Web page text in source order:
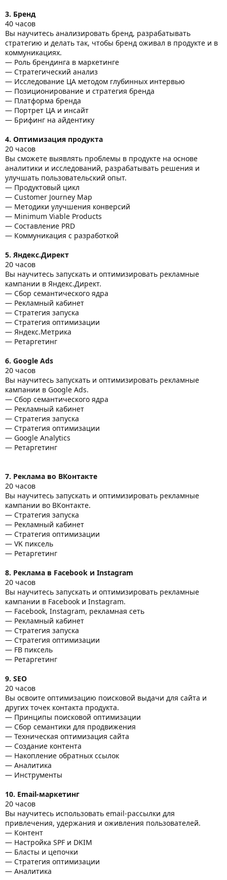
3. Бренд
40 часов
Вы научитесь анализировать бренд, разрабатывать
стратегию и делать так, чтобы бренд оживал в продукте и в
коммуникациях.
— Роль брендинга в маркетинге
— Стратегический анализ
— Исследование ЦА методом глубинных интервью
— Позиционирование и стратегия бренда
— Платформа бренда
— Портрет ЦА и инсайт
— Брифинг на айдентику
4. Оптимизация продукта
20 часов
Вы сможете выявлять проблемы в продукте на основе
аналитики и исследований, разрабатывать решения и
улучшать пользовательский опыт.
— Продуктовый цикл
— Customer Journey Map
— Методики улучшения конверсий
— Minimum Viable Products
— Составление PRD
— Коммуникация с разработкой
5. Яндекс.Директ
20 часов
Вы научитесь запускать и оптимизировать рекламные
кампании в Яндекс.Директ.
— Сбор семантического ядра
— Рекламный кабинет
— Стратегия запуска
— Стратегия оптимизации
— Яндекс.Метрика
— Ретаргетинг
6. Google Ads
20 часов
Вы научитесь запускать и оптимизировать рекламные
кампании в Google Ads.
— Сбор семантического ядра
— Рекламный кабинет
— Стратегия запуска
— Стратегия оптимизации
— Google Analytics
— Ретаргетинг
7. Реклама во ВКонтакте
20 часов
Вы научитесь запускать и оптимизировать рекламные
кампании во ВКонтакте.
— Стратегия запуска
— Рекламный кабинет
— Стратегия оптимизации
— VK пиксель
— Ретаргетинг
8. Реклама в Facebook и Instagram
20 часов
Вы научитесь запускать и оптимизировать рекламные
кампании в Facebook и Instagram.
— Facebook, Instagram, рекламная сеть
— Рекламный кабинет
— Стратегия запуска
— Стратегия оптимизации
— FB пиксель
— Ретаргетинг
9. SEO
20 часов
Вы освоите оптимизацию поисковой выдачи для сайта и
других точек контакта продукта.
— Принципы поисковой оптимизации
— Сбор семантики для продвижения
— Техническая оптимизация сайта
— Создание контента
— Накопление обратных ссылок
— Аналитика
— Инструменты
10. Email-маркетинг
20 часов
Вы научитесь использовать email-рассылки для
привлечения, удержания и оживления пользователей.
— Контент
— Настройка SPF и DKIM
— Бласты и цепочки
— Стратегия оптимизации
— Аналитика